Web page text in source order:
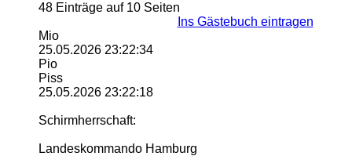
48 Einträge auf 10 Seiten
Ins Gästebuch eintragen
Mio
25.05.2026 23:22:34
Pio
Piss
25.05.2026 23:22:18
Schirmherrschaft:
Landeskommando Hamburg